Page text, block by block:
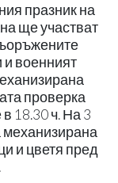
празник на
ще участват
военният
проверка
18.30 ч. На 3
механизирана
и цветя пред